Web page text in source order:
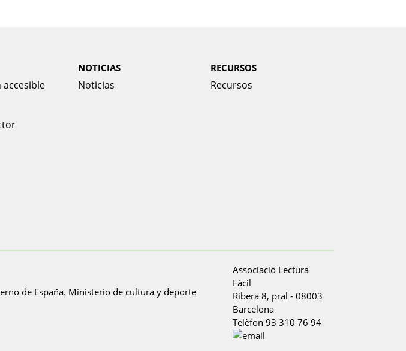
NOTICIAS
Noticias
RECURSOS
Recursos
Associació Lectura
Fàcil
Ribera 8, pral - 08003
Barcelona
Telèfon 93 310 76 94